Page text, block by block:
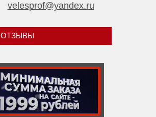
velesprof@yandex.ru
ОТЗЫВЫ